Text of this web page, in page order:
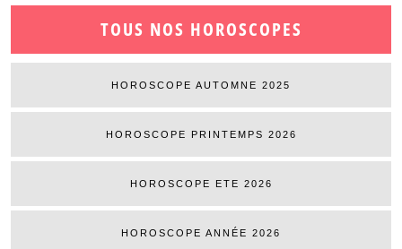
TOUS NOS HOROSCOPES
HOROSCOPE AUTOMNE 2025
HOROSCOPE PRINTEMPS 2026
HOROSCOPE ETE 2026
HOROSCOPE ANNÉE 2026